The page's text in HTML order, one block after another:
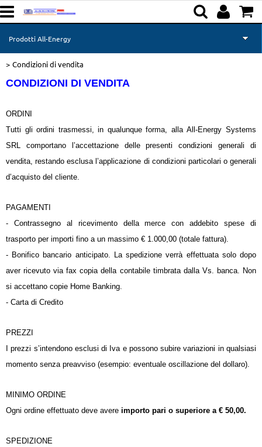
Home page
Prodotti All-Energy
Richiesta informazioni
Condizioni di vendita
CONDIZIONI DI VENDITA
ORDINI
Tutti gli ordini trasmessi, in qualunque forma, alla All-Energy Systems
SRL comportano l’accettazione delle presenti condizioni generali di
vendita, restando esclusa l’applicazione di condizioni particolari o generali
d’acquisto del cliente.
PAGAMENTI
- Contrassegno al ricevimento della merce con addebito spese di
trasporto per importi fino a un massimo € 1.000,00 (totale fattura).
- Bonifico bancario anticipato. La spedizione verrà effettuata solo dopo
aver ricevuto via fax copia della contabile timbrata dalla Vs. banca. Non
si accettano copie Home Banking.
- Carta di Credito
PREZZI
I prezzi s’intendono esclusi di Iva e possono subire variazioni in qualsiasi
momento senza preavviso (esempio: eventuale oscillazione del dollaro).
MINIMO ORDINE
Ogni ordine effettuato deve avere importo pari o superiore a € 50,00.
SPEDIZIONE